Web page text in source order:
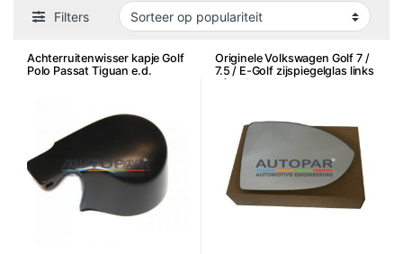
Filters
Achterruitenwisser kapje Golf
Polo Passat Tiguan e.d.
Originele Volkswagen Golf 7 /
7.5 / E-Golf zijspiegelglas links
of rechts